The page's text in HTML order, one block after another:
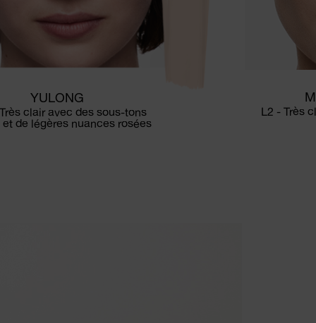
YULONG
clair avec des sous-tons
de légères nuances rosées
L2 - Très